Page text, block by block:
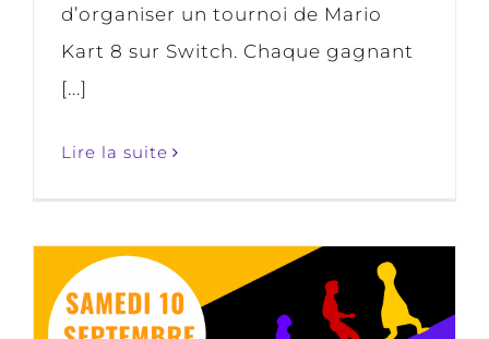
d’organiser un tournoi de Mario
Kart 8 sur Switch. Chaque gagnant
[...]
Lire la suite